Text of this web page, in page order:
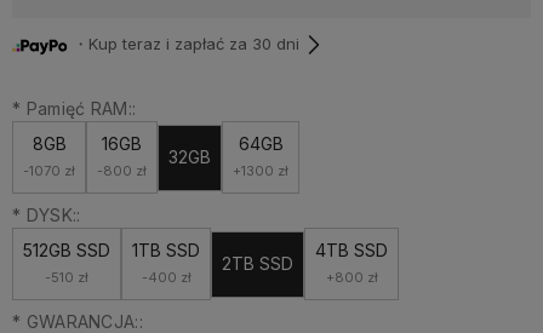
・Kup teraz i zapłać za 30 dni
* Pamięć RAM::
8GB
-1070 zł
16GB
-800 zł
32GB
64GB
+1300 zł
* DYSK::
512GB SSD
-510 zł
1TB SSD
-400 zł
2TB SSD
4TB SSD
+800 zł
* GWARANCJA::